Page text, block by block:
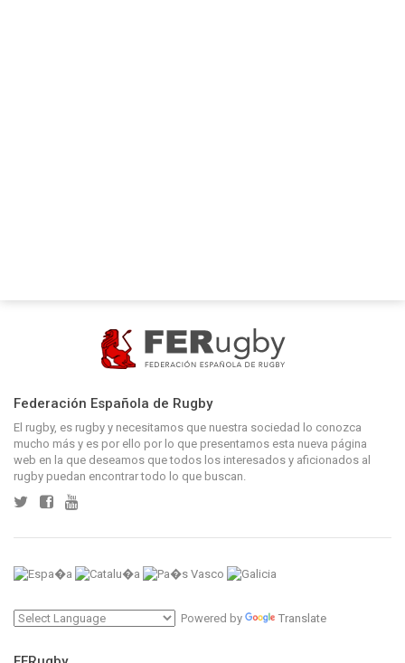
Federación Española de Rugby
El rugby, es rugby y necesitamos que nuestra sociedad lo conozca
mucho más y es por ello por lo que presentamos esta nueva página
web en la que deseamos que todos los interesados y aficionados al
rugby puedan encontrar todo lo que buscan.
Powered by Translate